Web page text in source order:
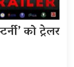
को ट्रेलर